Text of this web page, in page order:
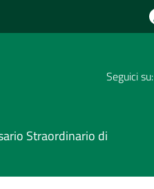
Seguici su:
Straordinario di